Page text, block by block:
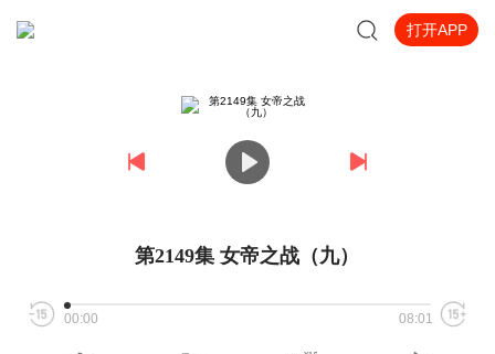
打开APP
第2149集 女帝之战（九）
00:00 08:01